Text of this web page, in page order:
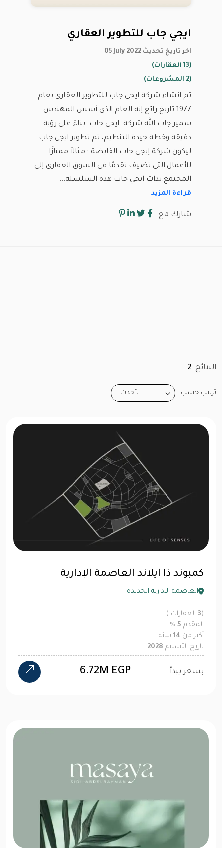
ايجي جاب للتطوير العقاري
05 July 2022 اخر تاريخ تحديث
(13 العقارات)
(2 المشروعات)
تم انشاء شركة ايجي جاب للتطوير العقاري بعام
1977 تاريخ رائع إنه العام الذي أسس المهندس.
سمير جاب الله شركة. ايجي جاب .بناءً على رؤية
دقيقة وخطة جيدة التنظيم، تم تطوير ايجي جاب
ليكون شركة إيجي جاب القابضة ؛ مثالاً ممتازًا
للأعمال التي تضيف تقدمًا في السوق العقاري إلى
المجتمع.بدات ايجي جاب هذه السلسلة...
قراءة المزيد
شارك مع :
النتائج: 2
ترتيب حسب: الأحدث
كمبوند ذا ايلاند العاصمة الإدارية
العاصمة الادارية الجديدة
(
3 العقارات )
المقدم 5
%
أكثر من 14 سنة
تاريخ التسليم 2028
بسعر يبدأ 6.72M EGP